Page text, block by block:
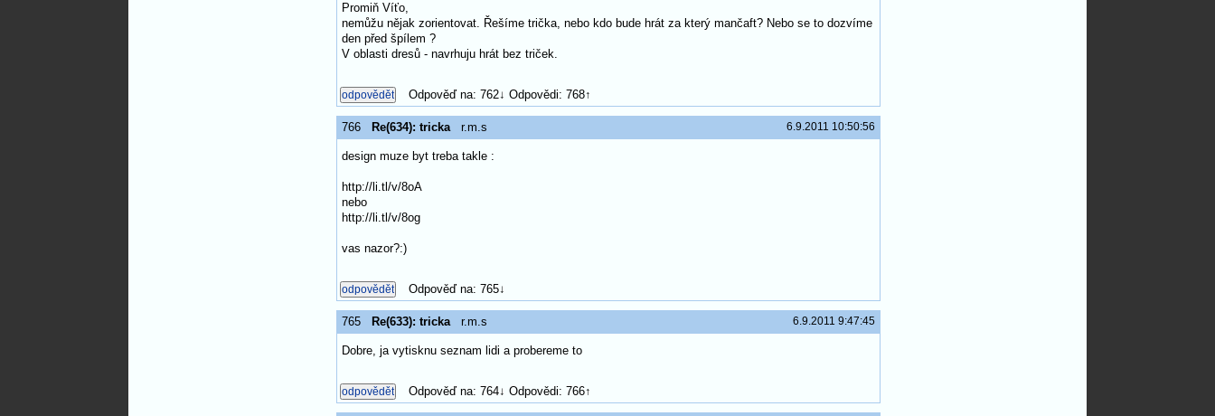
Promiň Víťo,
nemůžu nějak zorientovat. Řešíme trička, nebo kdo bude hrát za který mančaft? Nebo se to dozvíme
den před špílem ?
V oblasti dresů - navrhuju hrát bez triček.
Odpověď na: 762↓ Odpovědi: 768↑
6.9.2011 10:50:56
766 Re(634): trickar.m.s
design muze byt treba takle :
http://li.tl/v/8oA
nebo
http://li.tl/v/8og
vas nazor?:)
Odpověď na: 765↓
6.9.2011 9:47:45
765 Re(633): trickar.m.s
Dobre, ja vytisknu seznam lidi a probereme to
Odpověď na: 764↓ Odpovědi: 766↑